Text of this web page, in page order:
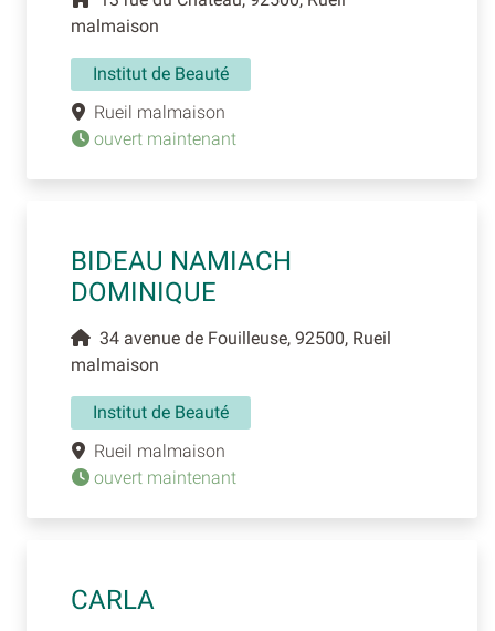
malmaison
Institut de Beauté
Rueil malmaison
ouvert maintenant
BIDEAU NAMIACH
DOMINIQUE
34 avenue de Fouilleuse, 92500, Rueil
malmaison
Institut de Beauté
Rueil malmaison
ouvert maintenant
CARLA